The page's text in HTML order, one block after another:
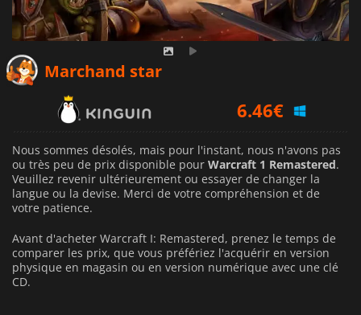
Marchand star
6.46€
Nous sommes désolés, mais pour l'instant, nous n'avons pas
ou très peu de prix disponible pour Warcraft 1 Remastered.
Veuillez revenir ultérieurement ou essayer de changer la
langue ou la devise. Merci de votre compréhension et de
votre patience.
Avant d'acheter Warcraft I: Remastered, prenez le temps de
comparer les prix, que vous préfériez l'acquérir en version
physique en magasin ou en version numérique avec une clé
CD.